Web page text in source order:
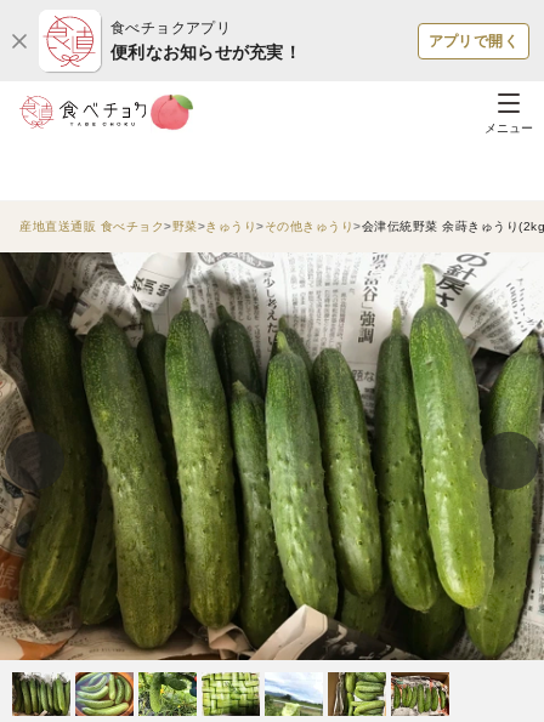
食べチョクアプリ
便利なお知らせが充実！
アプリで開く
メニュー
産地直送通販 食べチョク 野菜 きゅうり その他きゅうり 会津伝統野菜 余蒔きゅうり